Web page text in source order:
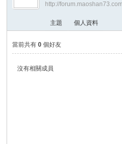
›
http://
主題 個人資料
當前共有0 個好友
沒有相關成員